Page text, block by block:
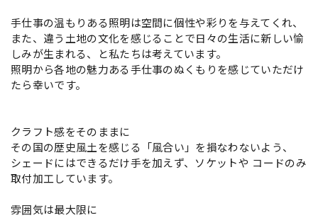
手仕事の温もりある照明は空間に個性や彩りを与えてくれ、
また、違う土地の文化を感じることで日々の生活に新しい愉
しみが生まれる、と私たちは考えています。
照明から各地の魅力ある手仕事のぬくもりを感じていただけ
たら幸いです。
クラフト感をそのままに
その国の歴史風土を感じる「風合い」を損なわないよう、
シェードにはできるだけ手を加えず、ソケットや コードのみ
取付加工しています。
雰囲気は最大限に